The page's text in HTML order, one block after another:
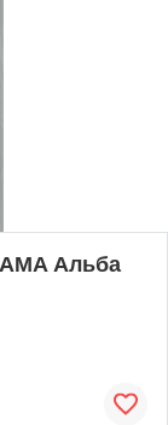
Альба